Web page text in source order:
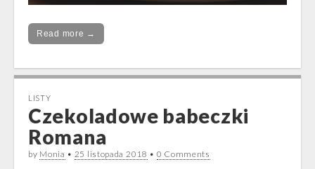
Read more →
LISTY
Czekoladowe babeczki
Romana
by Monia • 25 listopada 2018 • 0 Comments